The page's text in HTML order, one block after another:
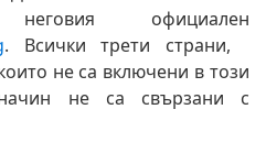
официален
. Всички трети страни,
не са включени в този
не са свързани с